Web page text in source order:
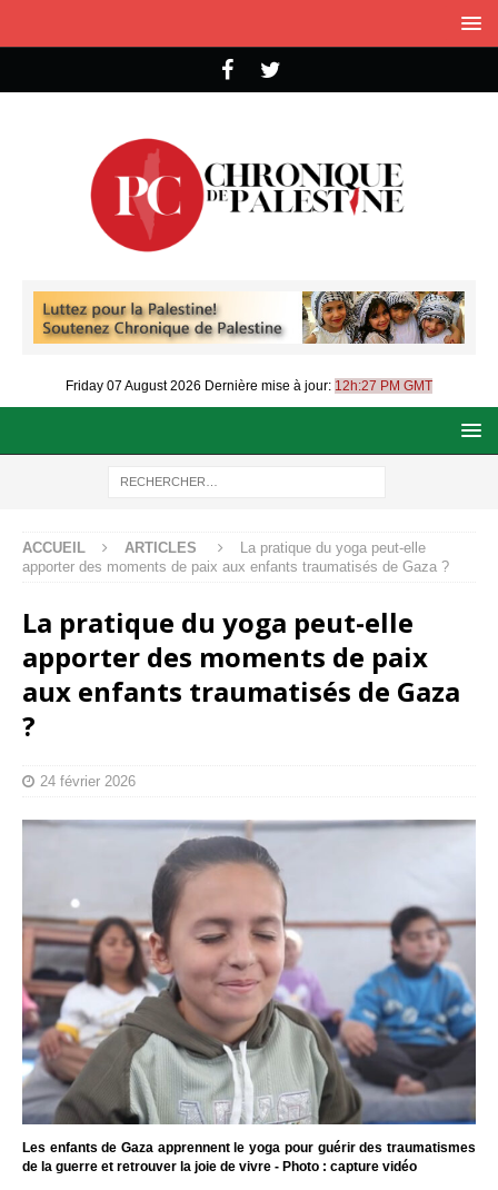
Friday 07 August 2026 Dernière mise à jour: 12h:27 PM GMT
ACCUEIL ARTICLES
La pratique du yoga peut-elle
apporter des moments de paix aux enfants traumatisés de Gaza ?
La pratique du yoga peut-elle
apporter des moments de paix
aux enfants traumatisés de Gaza
?
24 février 2026
Les enfants de Gaza apprennent le yoga pour guérir des traumatismes
de la guerre et retrouver la joie de vivre - Photo : capture vidéo